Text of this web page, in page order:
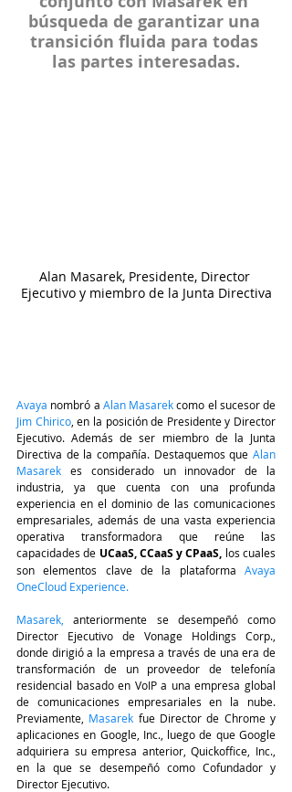
búsqueda de garantizar una
transición fluida para todas
las partes interesadas.
Alan Masarek, Presidente, Director
Ejecutivo y miembro de la Junta Directiva
Avaya nombró a Alan Masarek
Jim Chirico, en la posición de Presidente y Director
Ejecutivo. Además de ser miembro de la Junta
Directiva de la compañía. Destaquemos que Alan
Masarek es considerado un innovador de la
industria, ya que cuenta con una profunda
experiencia en el dominio de las comunicaciones
empresariales, además de una vasta experiencia
operativa transformadora que reúne las
capacidades de UCaaS, CCaaS y CPaaS, los cuales
son elementos clave de la plataforma Avaya
OneCloud Experience.
Masarek,
anteriormente se desempeñó como
Director Ejecutivo de Vonage Holdings Corp.,
donde dirigió a la empresa a través de una era de
transformación de un proveedor de telefonía
residencial basado en VoIP a una empresa global
de comunicaciones empresariales en la nube.
Previamente, Masarek fue Director de Chrome y
aplicaciones en Google, Inc., luego de que Google
adquiriera su empresa anterior, Quickoffice, Inc.,
en la que se desempeñó como Cofundador y
Director Ejecutivo.